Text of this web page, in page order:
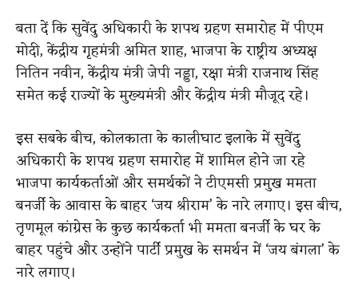
बता दें कि सुवेंदु अधिकारी के शपथ ग्रहण समारोह में पीएम
मोदी, केंद्रीय गृहमंत्री अमित शाह, भाजपा के राष्ट्रीय अध्यक्ष
नितिन नवीन, केंद्रीय मंत्री जेपी नड्डा, रक्षा मंत्री राजनाथ सिंह
समेत कई राज्यों के मुख्यमंत्री और केंद्रीय मंत्री मौजूद रहे।
इस सबके बीच, कोलकाता के कालीघाट इलाके में सुवेंदु
अधिकारी के शपथ ग्रहण समारोह में शामिल होने जा रहे
भाजपा कार्यकर्ताओं और समर्थकों ने टीएमसी प्रमुख ममता
बनर्जी के आवास के बाहर ‘जय श्रीराम’ के नारे लगाए। इस बीच,
तृणमूल कांग्रेस के कुछ कार्यकर्ता भी ममता बनर्जी के घर के
बाहर पहुंचे और उन्होंने पार्टी प्रमुख के समर्थन में ‘जय बंगला’ के
नारे लगाए।